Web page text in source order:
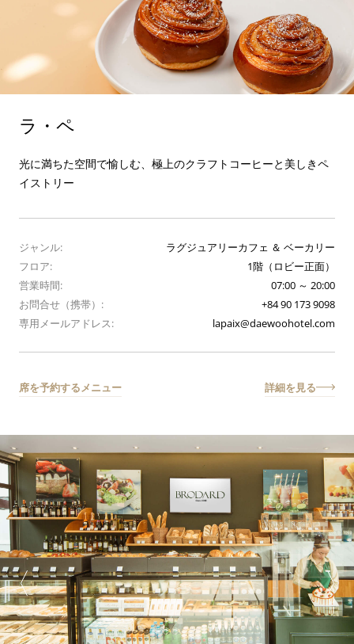
ラ・ペ
光に満ちた空間で愉しむ、極上のクラフトコーヒーと美しきペ
イストリー
ジャンル:
ラグジュアリーカフェ ＆ ベーカリー
フロア:
1階（ロビー正面）
営業時間:
07:00 ～ 20:00
お問合せ（携帯）:
+84 90 173 9098
専用メールアドレス:
lapaix@daewoohotel.com
席を予約するメニュー 詳細を見る